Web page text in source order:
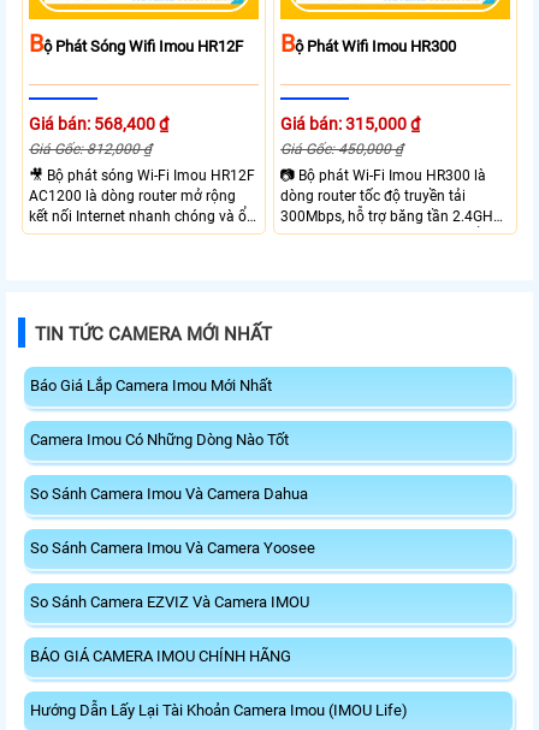
BỘ Phát Sóng Wifi Imou HR12F
Giá bán: 568,400 ₫
Giá Gốc: 812,000 ₫
🎥 Bộ phát sóng Wi-Fi Imou HR12F
AC1200 là dòng router mở rộng
kết nối Internet nhanh chóng và ổn
định với băng tần kép tốc độ lên tới
Phù hợp cho gia đình và văn
phòng.
BỘ Phát Wifi Imou HR300
Giá bán: 315,000 ₫
Giá Gốc: 450,000 ₫
📷 Bộ phát Wi-Fi Imou HR300 là
dòng router tốc độ truyền tải
300Mbps, hỗ trợ băng tần 2.4GHz,
ăng-ten kép 3dBi cho tín hiệu ổn
TIN TỨC CAMERA MỚI NHẤT
Báo Giá Lắp Camera Imou Mới Nhất
Camera Imou Có Những Dòng Nào Tốt
So Sánh Camera Imou Và Camera Dahua
So Sánh Camera Imou Và Camera Yoosee
So Sánh Camera EZVIZ Và Camera IMOU
BÁO GIÁ CAMERA IMOU CHÍNH HÃNG
Hướng Dẫn Lấy Lại Tài Khoản Camera Imou (IMOU Life)